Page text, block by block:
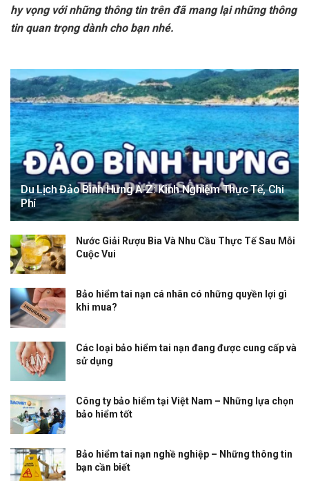
hy vọng với những thông tin trên đã mang lại những thông
tin quan trọng dành cho bạn nhé.
Du Lịch Đảo Bình Hưng A-Z: Kinh Nghiệm Thực Tế, Chi
Phí
Nước Giải Rượu Bia Và Nhu Cầu Thực Tế Sau Mỗi
Cuộc Vui
Bảo hiểm tai nạn cá nhân có những quyền lợi gì
khi mua?
Các loại bảo hiểm tai nạn đang được cung cấp và
sử dụng
Công ty bảo hiểm tại Việt Nam – Những lựa chọn
bảo hiểm tốt
Bảo hiểm tai nạn nghề nghiệp – Những thông tin
bạn cần biết